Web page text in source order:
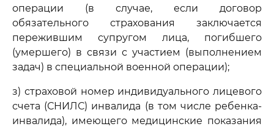
операции (в случае, если договор
обязательного страхования заключается
пережившим супругом лица, погибшего
(умершего) в связи с участием (выполнением
задач) в специальной военной операции);
з) страховой номер индивидуального лицевого
счета (СНИЛС) инвалида (в том числе ребенка-
инвалида), имеющего медицинские показания